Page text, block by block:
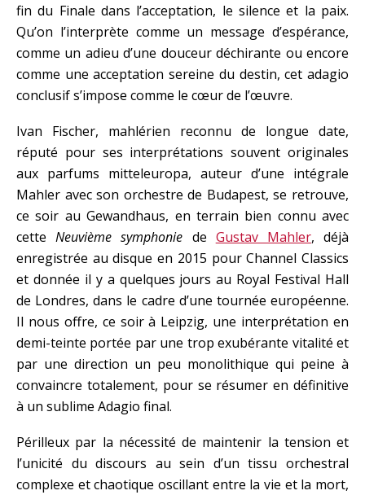
fin du Finale dans l’acceptation, le silence et la paix.
Qu’on l’interprète comme un message d’espérance,
comme un adieu d’une douceur déchirante ou encore
comme une acceptation sereine du destin, cet adagio
conclusif s’impose comme le cœur de l’œuvre.
Ivan Fischer, mahlérien reconnu de longue date,
réputé pour ses interprétations souvent originales
aux parfums mitteleuropa, auteur d’une intégrale
Mahler avec son orchestre de Budapest, se retrouve,
ce soir au Gewandhaus, en terrain bien connu avec
cetteNeuvième symphonie de Gustav Mahler, déjà
enregistrée au disque en 2015 pour Channel Classics
et donnée il y a quelques jours au Royal Festival Hall
de Londres, dans le cadre d’une tournée européenne.
Il nous offre, ce soir à Leipzig, une interprétation en
demi-teinte portée par une trop exubérante vitalité et
par une direction un peu monolithique qui peine à
convaincre totalement, pour se résumer en définitive
à un sublime Adagio final.
Périlleux par la nécessité de maintenir la tension et
l’unicité du discours au sein d’un tissu orchestral
complexe et chaotique oscillant entre la vie et la mort,